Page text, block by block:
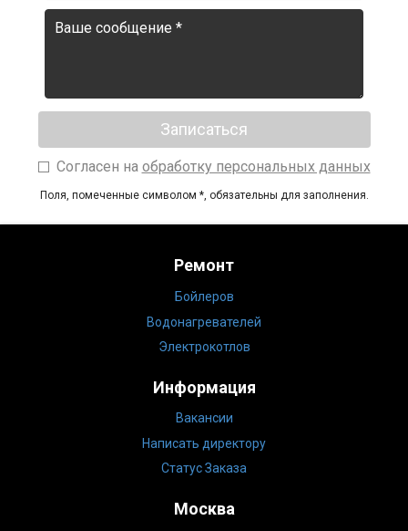
Согласен на обработку персональных данных
Поля, помеченные символом *, обязательны для заполнения.
Ремонт
Бойлеров
Водонагревателей
Электрокотлов
Информация
Вакансии
Написать директору
Статус Заказа
Москва